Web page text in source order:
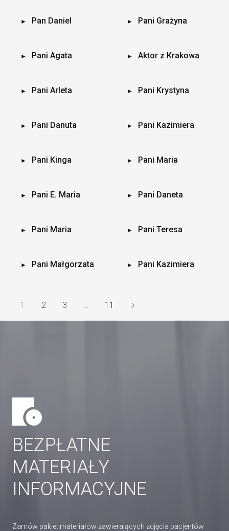
Pan Daniel Pani Grażyna
Pani Agata Aktor z Krakowa
Pani Arleta Pani Krystyna
Pani Danuta Pani Kazimiera
Pani Kinga Pani Maria
Pani E. Maria Pani Daneta
Pani Maria Pani Teresa
Pani Małgorzata Pani Kazimiera
1 2 3 11
BEZPŁATNE
MATERIAŁY
INFORMACYJNE
Zamów pakiet materiałów zawierających zdjęcia pacjentów